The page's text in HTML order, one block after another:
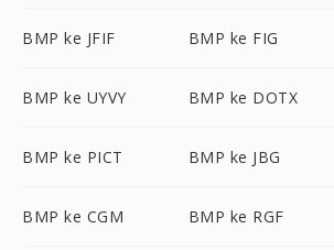
BMP ke JFIF BMP ke FIG
BMP ke UYVY BMP ke DOTX
BMP ke PICT BMP ke JBG
BMP ke CGM BMP ke RGF